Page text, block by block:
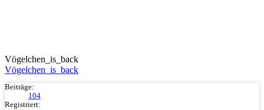
Vögelchen_is_back
Vögelchen_is_back
Beiträge:
104
Registriert: